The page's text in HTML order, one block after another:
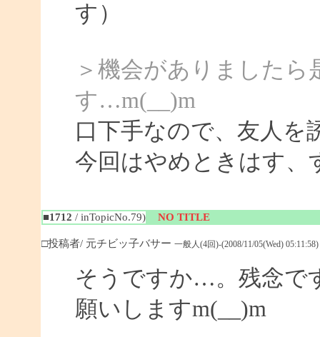
す）
＞機会がありました
す…m(__)m
口下手なので、友人
今回はやめときはす、
■1712 / inTopicNo.79) NO TITLE
□投稿者/ 元チビッ子バサー 一般人(4回)-(2008/11/05(Wed) 05:11:58)
そうですか…。残念で
願いしますm(__)m